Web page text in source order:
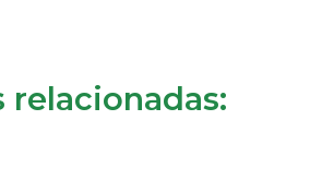
relacionadas: